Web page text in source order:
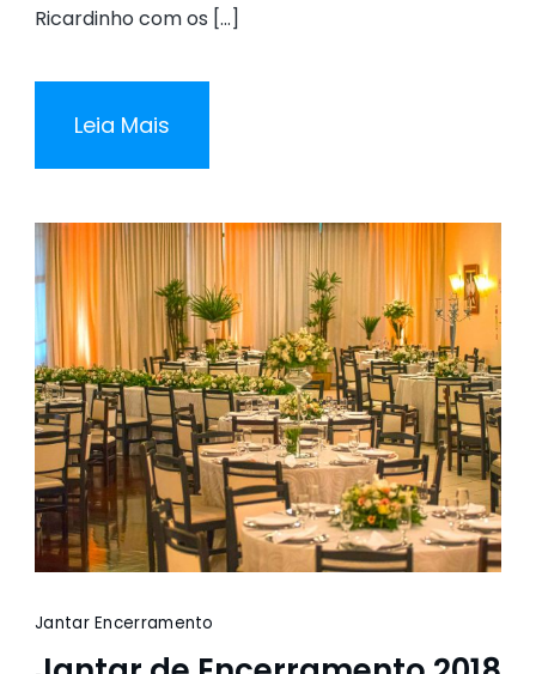
Ricardinho com os […]
Leia Mais
Jantar Encerramento